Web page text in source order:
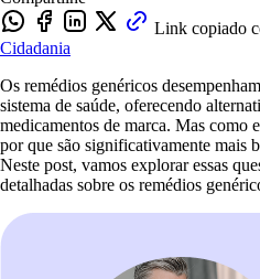
Link copiado
Cidadania
Os remédios genéricos
sistema de saúde, oferecendo
medicamentos de marca. Mas como
por que são significativamente mais
Neste post, vamos explorar essas
detalhadas sobre os remédios